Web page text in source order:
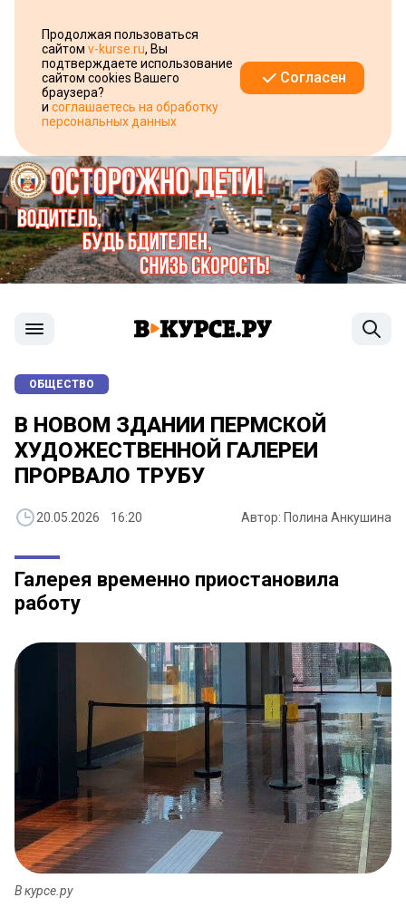
Продолжая пользоваться
сайтом v-kurse.ru, Вы
подтверждаете использование
сайтом cookies Вашего
браузера?
и соглашаетесь на обработку
персональных данных
Согласен
ОБЩЕСТВО
​В НОВОМ ЗДАНИИ ПЕРМСКОЙ
ХУДОЖЕСТВЕННОЙ ГАЛЕРЕИ
ПРОРВАЛО ТРУБУ
20.05.2026 16:20 Автор: Полина Анкушина
Галерея временно приостановила
работу
В курсе.ру